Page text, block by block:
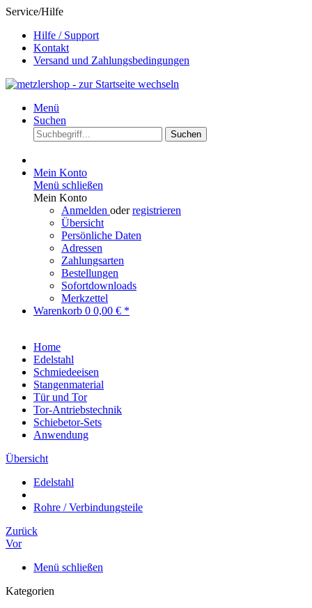
Service/Hilfe
Hilfe / Support
Kontakt
Versand und Zahlungsbedingungen
Menü
Suchen
Suchen
Mein Konto
Menü schließen
Mein Konto
Anmelden oderregistrieren
Übersicht
Persönliche Daten
Adressen
Zahlungsarten
Bestellungen
Sofortdownloads
Merkzettel
Warenkorb 0 0,00 € *
Home
Edelstahl
Schmiedeeisen
Stangenmaterial
Tür und Tor
Tor-Antriebstechnik
Schiebetor-Sets
Anwendung
Übersicht
Edelstahl
Rohre / Verbindungsteile
Zurück
Vor
Menü schließen
Kategorien